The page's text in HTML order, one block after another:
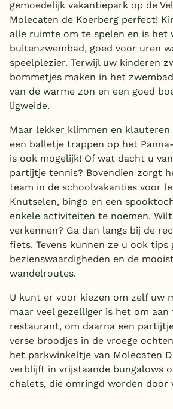
gemoedelijk vakantiepark op de
Molecaten de Koerberg perfect!
alle ruimte om te spelen en is het
buitenzwembad, goed voor uren
speelplezier. Terwijl uw kinderen
bommetjes maken in het
van de warme zon en een goed
ligweide.
Maar lekker klimmen en
een balletje trappen op het
is ook mogelijk! Of wat dacht u
partijtje tennis? Bovendien zorgt
team in de schoolvakanties voor
Knutselen, bingo en een
enkele activiteiten te noemen.
verkennen? Ga dan langs bij de
fiets. Tevens kunnen ze u ook tips
bezienswaardigheden en de
wandelroutes.
U kunt er voor kiezen om zelf uw
maar veel gezelliger is het om
restaurant, om daarna een
verse broodjes in de vroege
het parkwinkeltje van Molecaten
verblijft in vrijstaande bungalows
chalets, die omringd worden door